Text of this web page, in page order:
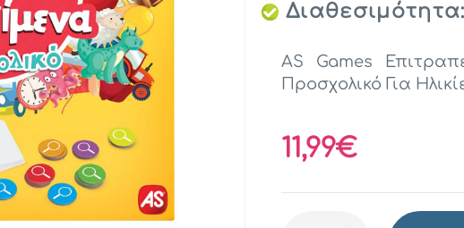
AS Games
Προσχολικό Για
11,99€